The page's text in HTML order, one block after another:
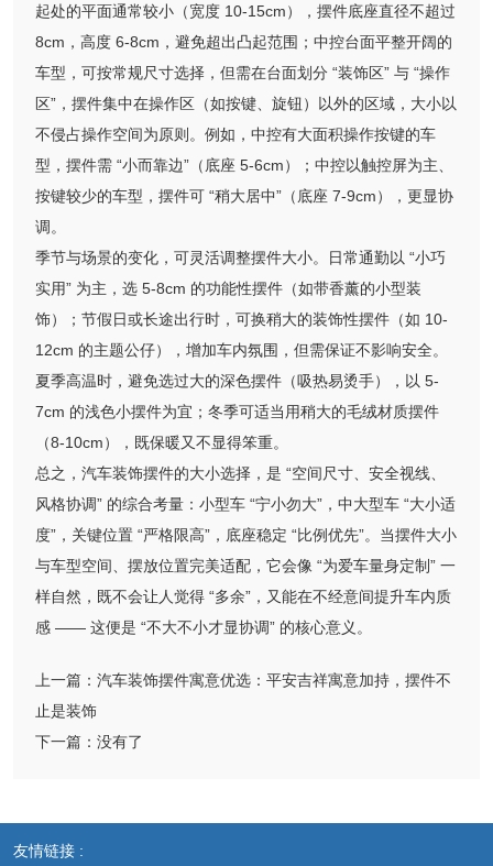
起处的平面通常较小（宽度 10-15cm），摆件底座直径不超过
8cm，高度 6-8cm，避免超出凸起范围；中控台面平整开阔的
车型，可按常规尺寸选择，但需在台面划分 “装饰区” 与 “操作
区”，摆件集中在操作区（如按键、旋钮）以外的区域，大小以
不侵占操作空间为原则。例如，中控有大面积操作按键的车
型，摆件需 “小而靠边”（底座 5-6cm）；中控以触控屏为主、
按键较少的车型，摆件可 “稍大居中”（底座 7-9cm），更显协
调。
季节与场景的变化，可灵活调整摆件大小。日常通勤以 “小巧
实用” 为主，选 5-8cm 的功能性摆件（如带香薰的小型装
饰）；节假日或长途出行时，可换稍大的装饰性摆件（如 10-
12cm 的主题公仔），增加车内氛围，但需保证不影响安全。
夏季高温时，避免选过大的深色摆件（吸热易烫手），以 5-
7cm 的浅色小摆件为宜；冬季可适当用稍大的毛绒材质摆件
（8-10cm），既保暖又不显得笨重。
总之，汽车装饰摆件的大小选择，是 “空间尺寸、安全视线、
风格协调” 的综合考量：小型车 “宁小勿大”，中大型车 “大小适
度”，关键位置 “严格限高”，底座稳定 “比例优先”。当摆件大小
与车型空间、摆放位置完美适配，它会像 “为爱车量身定制” 一
样自然，既不会让人觉得 “多余”，又能在不经意间提升车内质
感 —— 这便是 “不大不小才显协调” 的核心意义。
上一篇： 汽车装饰摆件寓意优选：平安吉祥寓意加持，摆件不
止是装饰
下一篇： 没有了
友情链接 :